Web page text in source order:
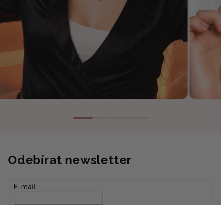
Odebírat newsletter
E-mail